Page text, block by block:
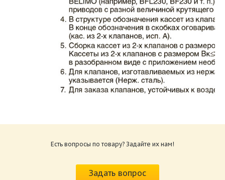
ВИНГС-М КЛОП-2.pdf
приводов КЛОП-2.pdf
Размер: 259.6 Кб
Есть вопросы по товару? Задайте их нам!
Задать вопрос